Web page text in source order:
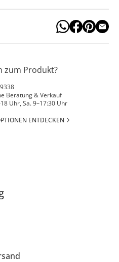
zum Produkt?
Beratung & Verkauf
Uhr, Sa. 9–17:30 Uhr
ENTDECKEN